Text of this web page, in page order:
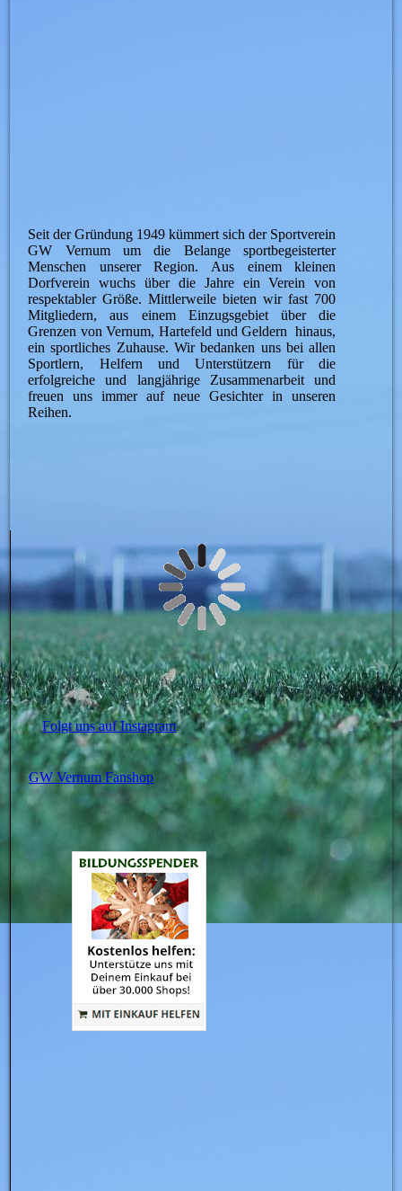
Seit der Gründung 1949 kümmert sich der Sportverein
GW Vernum um die Belange sportbegeisterter
Menschen unserer Region. Aus einem kleinen
Dorfverein wuchs über die Jahre ein Verein von
respektabler Größe. Mittlerweile bieten wir fast 700
Mitgliedern, aus einem Einzugsgebiet über die
Grenzen von Vernum, Hartefeld und Geldern hinaus,
ein sportliches Zuhause. Wir bedanken uns bei allen
Sportlern, Helfern und Unterstützern für die
erfolgreiche und langjährige Zusammenarbeit und
freuen uns immer auf neue Gesichter in unseren
Reihen.
Folgt uns auf Instagram
GW Vernum Fanshop